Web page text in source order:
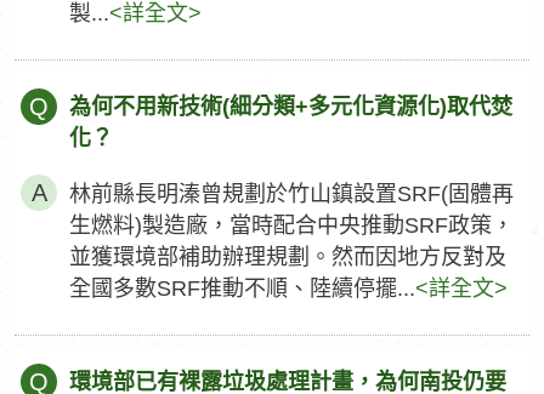
製...<詳全文>
Q
為何不用新技術(細分類+多元化資源化)取代焚
化？
林前縣長明溱曾規劃於竹山鎮設置SRF(固體再
生燃料)製造廠，當時配合中央推動SRF政策，
並獲環境部補助辦理規劃。然而因地方反對及
全國多數SRF推動不順、陸續停擺...<詳全文>
Q
環境部已有裸露垃圾處理計畫，為何南投仍要